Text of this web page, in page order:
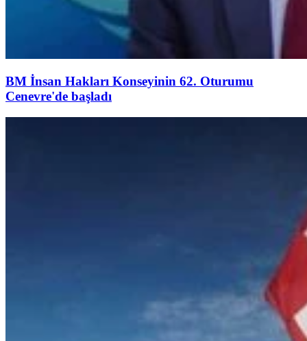
BM İnsan Hakları Konseyinin 62. Oturumu
Cenevre'de başladı